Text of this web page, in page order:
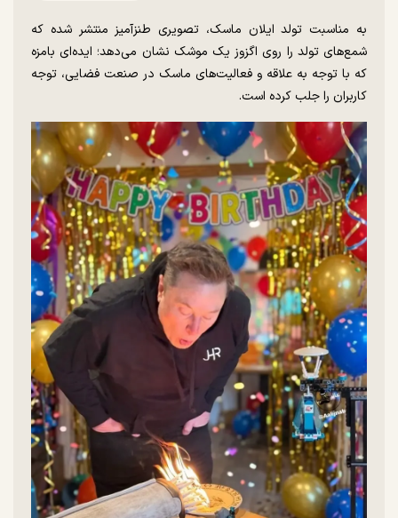
به مناسبت تولد ایلان ماسک، تصویری طنزآمیز منتشر شده که
شمع‌های تولد را روی اگزوز یک موشک نشان می‌دهد؛ ایده‌ای بامزه
که با توجه به علاقه و فعالیت‌های ماسک در صنعت فضایی، توجه
کاربران را جلب کرده است.